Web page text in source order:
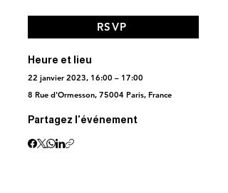
RSVP
Heure et lieu
22 janvier 2023, 16:00 – 17:00
8 Rue d'Ormesson, 75004 Paris, France
Partagez l'événement